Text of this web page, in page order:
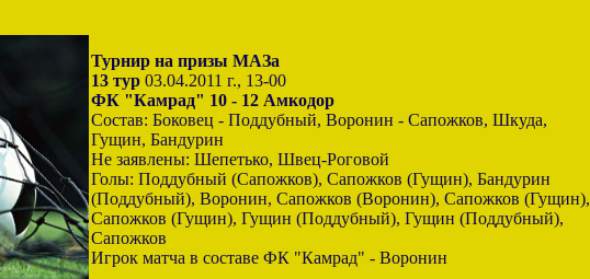
Турнир на призы МАЗа
13 тур 03.04.2011 г., 13-00
ФК "Камрад" 10 - 12 Амкодор
Состав: Боковец - Поддубный, Воронин - Сапожков, Шкуда,
Гущин, Бандурин
Не заявлены: Шепетько, Швец-Роговой
Голы: Поддубный (Сапожков), Сапожков (Гущин), Бандурин
(Поддубный), Воронин, Сапожков (Воронин), Сапожков (Гущин),
Сапожков (Гущин), Гущин (Поддубный), Гущин (Поддубный),
Сапожков
Игрок матча в составе ФК "Камрад" - Воронин